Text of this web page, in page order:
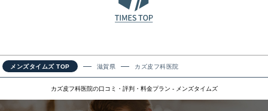
メンズタイムズ TOP 滋賀県 カズ皮フ科医院
カズ皮フ科医院の口コミ・評判・料金プラン - メンズタイムズ